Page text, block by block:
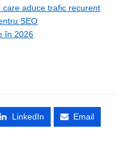
care aduce trafic recurent
SEO
în 2026
LinkedIn Email